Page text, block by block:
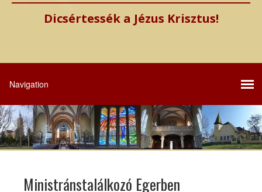
Dicsértessék a Jézus Krisztus!
Ministránstalálkozó Egerben